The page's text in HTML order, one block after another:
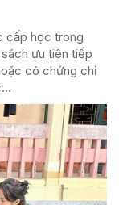
cấp học trong
ưu tiên tiếp
có chứng chỉ